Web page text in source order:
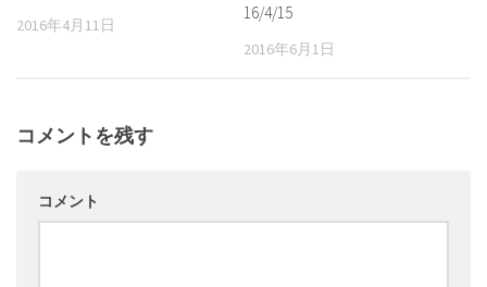
2016年4月11日
16/4/15
2016年6月1日
コメントを残す
コメント